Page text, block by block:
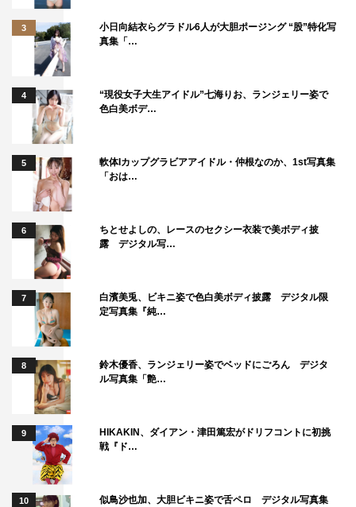
3
小日向結衣らグラドル6人が大胆ポージング “股”特化写
真集「…
4
“現役女子大生アイドル”七海りお、ランジェリー姿で
色白美ボデ…
5
軟体Iカップグラビアアイドル・仲根なのか、1st写真集
「おは…
6
ちとせよしの、レースのセクシー衣装で美ボディ披
露 デジタル写…
7
白濱美兎、ビキニ姿で色白美ボディ披露 デジタル限
定写真集『純…
8
鈴木優香、ランジェリー姿でベッドにごろん デジタ
ル写真集「艶…
9
HIKAKIN、ダイアン・津田篤宏がドリフコントに初挑
戦『ド…
10 似鳥沙也加、大胆ビキニ姿で舌ペロ デジタル写真集